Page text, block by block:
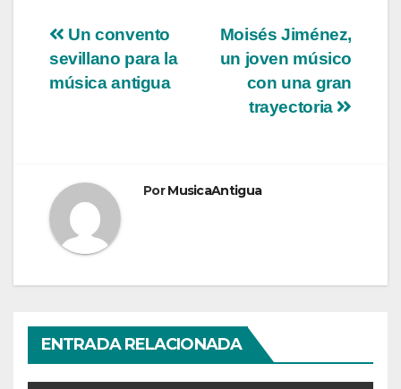
Navegación
de
Moisés Jiménez,
un joven músico
con una gran
trayectoria
Un convento
sevillano para la
música antigua
PorMusicaAntigua
ENTRADA RELACIONADA